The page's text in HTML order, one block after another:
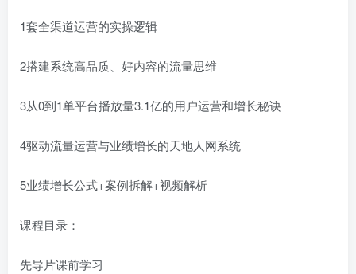
1套全渠道运营的实操逻辑
2搭建系统高品质、好内容的流量思维
3从0到1单平台播放量3.1亿的用户运营和增长秘诀
4驱动流量运营与业绩增长的天地人网系统
5业绩增长公式+案例拆解+视频解析
课程目录：
先导片课前学习